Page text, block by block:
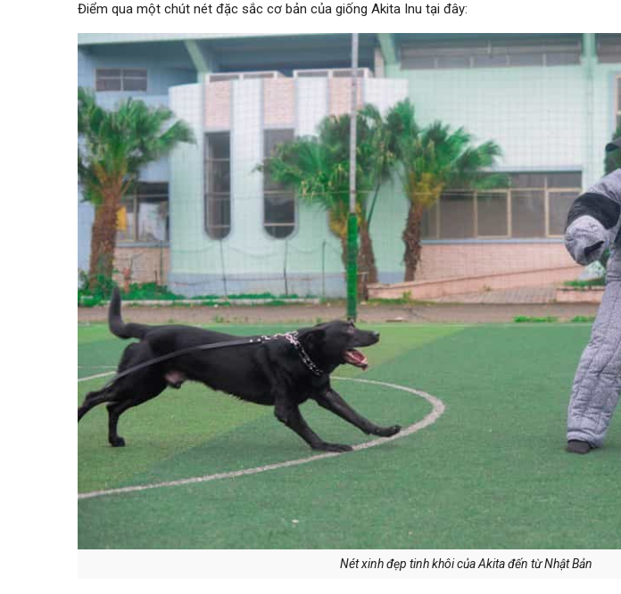
Điểm qua một chút nét đặc sắc cơ bản của giống Akita Inu tại đây:
Nét xinh đẹp tinh khôi của Akita đến từ Nhật Bản